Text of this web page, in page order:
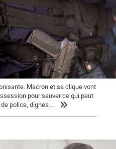
Macron et sa clique vont
pour sauver ce qui peut
police, dignes...